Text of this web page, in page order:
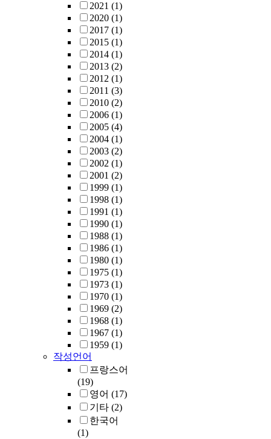
2021 (1)
2020 (1)
2017 (1)
2015 (1)
2014 (1)
2013 (2)
2012 (1)
2011 (3)
2010 (2)
2006 (1)
2005 (4)
2004 (1)
2003 (2)
2002 (1)
2001 (2)
1999 (1)
1998 (1)
1991 (1)
1990 (1)
1988 (1)
1986 (1)
1980 (1)
1975 (1)
1973 (1)
1970 (1)
1969 (2)
1968 (1)
1967 (1)
1959 (1)
작성언어
프랑스어
(19)
영어 (17)
기타 (2)
한국어
(1)